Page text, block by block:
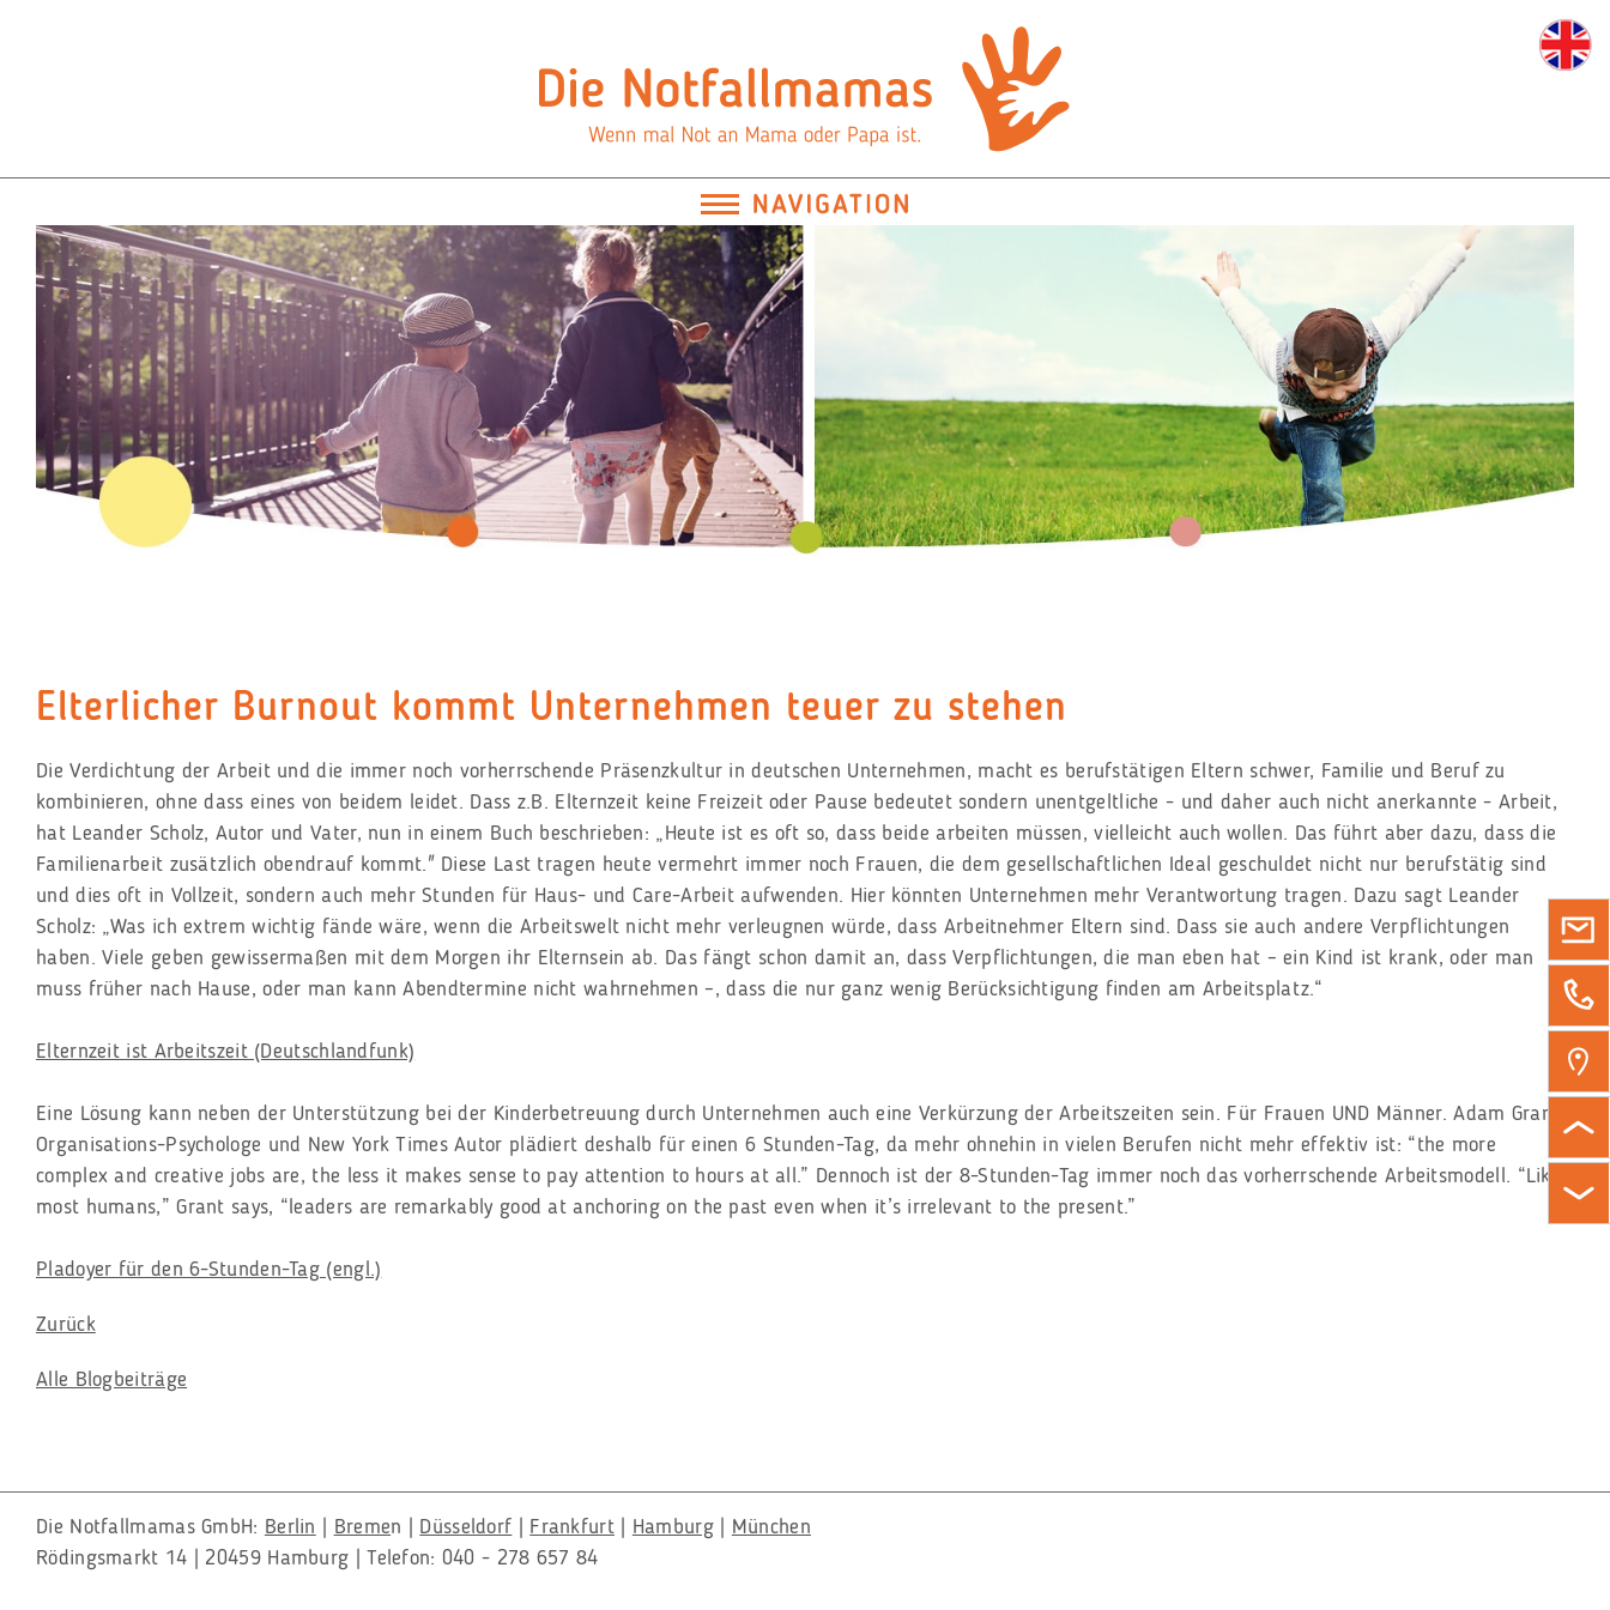
Elterlicher Burnout kommt Unternehmen teuer zu stehen
Die Verdichtung der Arbeit und die immer noch vorherrschende Präsenzkultur in deutschen Unternehmen, macht es berufstätigen Eltern schwer, Familie und Beruf zu
kombinieren, ohne dass eines von beidem leidet. Dass z.B. Elternzeit keine Freizeit oder Pause bedeutet sondern unentgeltliche - und daher auch nicht anerkannte - Arbeit,
hat Leander Scholz, Autor und Vater, nun in einem Buch beschrieben: „Heute ist es oft so, dass beide arbeiten müssen, vielleicht auch wollen. Das führt aber dazu, dass die
Familienarbeit zusätzlich obendrauf kommt." Diese Last tragen heute vermehrt immer noch Frauen, die dem gesellschaftlichen Ideal geschuldet nicht nur berufstätig sind
und dies oft in Vollzeit, sondern auch mehr Stunden für Haus- und Care-Arbeit aufwenden. Hier könnten Unternehmen mehr Verantwortung tragen. Dazu sagt Leander
Scholz: „Was ich extrem wichtig fände wäre, wenn die Arbeitswelt nicht mehr verleugnen würde, dass Arbeitnehmer Eltern sind. Dass sie auch andere Verpflichtungen
haben. Viele geben gewissermaßen mit dem Morgen ihr Elternsein ab. Das fängt schon damit an, dass Verpflichtungen, die man eben hat – ein Kind ist krank, oder man
muss früher nach Hause, oder man kann Abendtermine nicht wahrnehmen –, dass die nur ganz wenig Berücksichtigung finden am Arbeitsplatz.“
Elternzeit ist Arbeitszeit (Deutschlandfunk)
Eine Lösung kann neben der Unterstützung bei der Kinderbetreuung durch Unternehmen auch eine Verkürzung der Arbeitszeiten sein. Für Frauen UND Männer. Adam Grant,
Organisations-Psychologe und New York Times Autor plädiert deshalb für einen 6 Stunden-Tag, da mehr ohnehin in vielen Berufen nicht mehr effektiv ist: “the more
complex and creative jobs are, the less it makes sense to pay attention to hours at all.” Dennoch ist der 8-Stunden-Tag immer noch das vorherrschende Arbeitsmodell. “Like
most humans,” Grant says, “leaders are remarkably good at anchoring on the past even when it’s irrelevant to the present.”
Pladoyer für den 6-Stunden-Tag (engl.)
Zurück
Alle Blogbeiträge
Die Notfallmamas GmbH: Berlin | Bremen | Düsseldorf | Frankfurt| Hamburg| München
Rödingsmarkt 14 | 20459 Hamburg | Telefon: 040 - 278 657 84